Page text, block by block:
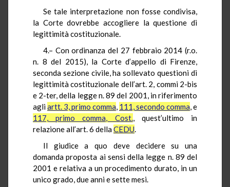
Se tale interpretazione non fosse condivisa,
la Corte dovrebbe accogliere la questione di
legittimità costituzionale.
4.– Con ordinanza del 27 febbraio 2014 (r.o.
n. 8 del 2015), la Corte d’appello di Firenze,
seconda sezione civile, ha sollevato questioni di
legittimità costituzionale dell’art. 2, commi 2-bis
e 2-ter, della legge n. 89 del 2001, in riferimento
agliartt. 3, primo comma, 111, secondo comma, e
117, primo comma, Cost., quest’ultimo in
relazione all’art. 6 dellaCEDU.
Il giudice a quo deve decidere su una
domanda proposta ai sensi della legge n. 89 del
2001 e relativa a un procedimento durato, in un
unico grado, due anni e sette mesi.